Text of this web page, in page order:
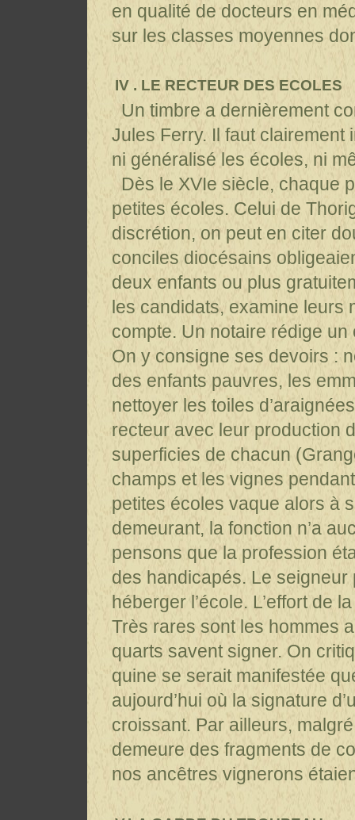
en qualité de docteurs en
sur les classes moyennes
IV . LE RECTEUR DES ECOLES
Un timbre a dernièrement
Jules Ferry. Il faut clairement
ni généralisé les écoles, ni
Dès le XVIe siècle, chaque
petites écoles. Celui de
discrétion, on peut en citer
conciles diocésains
deux enfants ou plus
les candidats, examine leurs
compte. Un notaire rédige
On y consigne ses devoirs :
des enfants pauvres, les
nettoyer les toiles
recteur avec leur production
superficies de chacun
champs et les vignes
petites écoles vaque alors à
demeurant, la fonction n’a
pensons que la profession
des handicapés. Le
héberger l’école. L’effort de
Très rares sont les hommes
quarts savent signer. On
quine se serait manifestée
aujourd’hui où la signature
croissant. Par ailleurs,
demeure des fragments de
nos ancêtres vignerons